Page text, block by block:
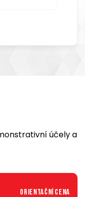
účely a
Orientační cena